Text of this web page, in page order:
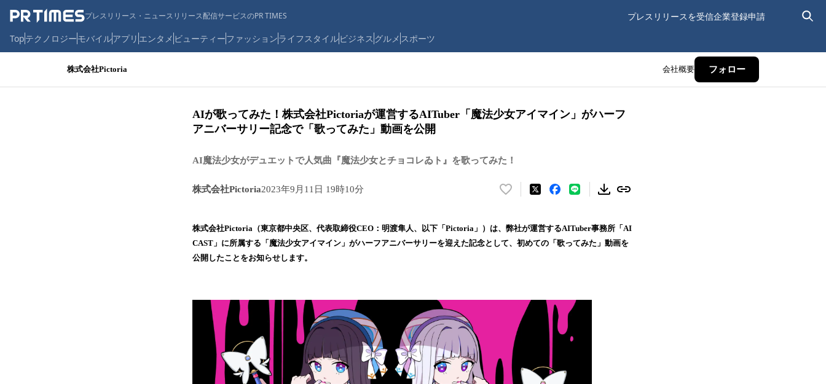
プレスリリース・ニュースリリース配信サービスのPR TIMES プレスリリースを受信企業登録申請
Topテクノロジーモバイルアプリ エンタメ ビューティーファッションライフスタイルビジネス グルメ スポーツ
株式会社Pictoria 会社概要 フォロー
AIが歌ってみた！株式会社Pictoriaが運営するAITuber「魔法少女アイマイン」がハーフ
アニバーサリー記念で「歌ってみた」動画を公開
AI魔法少女がデュエットで人気曲『魔法少女とチョコレゐト』を歌ってみた！
株式会社Pictoria2023年9月11日 19時10分
い
！
数
込
で
す
株式会社Pictoria（東京都中央区、代表取締役CEO：明渡隼人、以下「Pictoria」）は、弊社が運営するAITuber事務所「AI
CAST」に所属する「魔法少女アイマイン」がハーフアニバーサリーを迎えた記念として、初めての「歌ってみた」動画を
公開したことをお知らせします。